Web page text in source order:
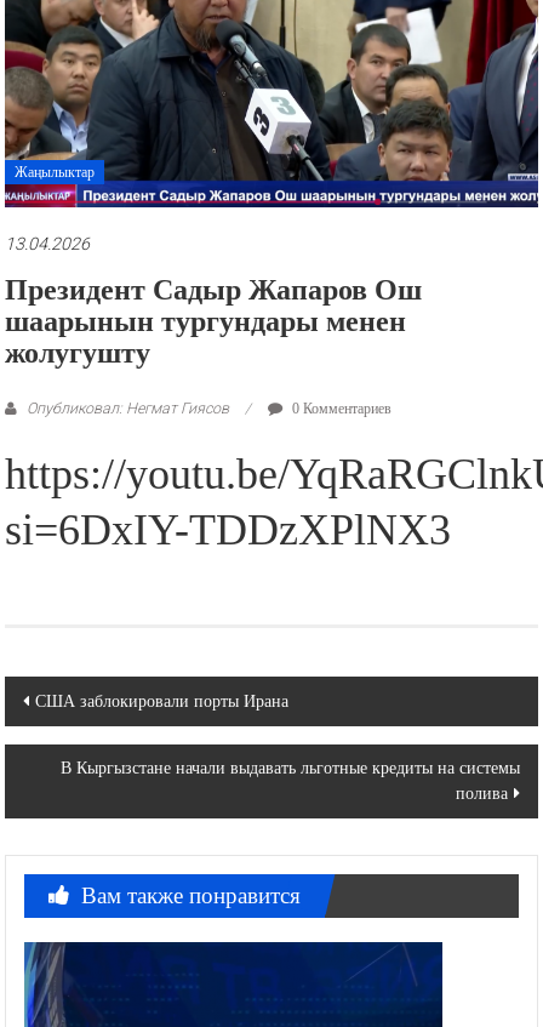
рекламные
ролики
и
презентации.
Жаңылыктар
13.04.2026
Президент Садыр Жапаров Ош
шаарынын тургундары менен
жолугушту
Опубликовал: Негмат Гиясов 0 Комментариев
https://youtu.be/
si=6DxIY-TDDzXPlNX3
Навигация
по
записям
США заблокировали порты Ирана
В Кыргызстане начали выдавать льготные кредиты на системы
полива
Вам также понравится